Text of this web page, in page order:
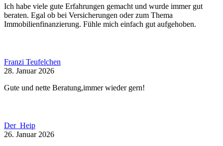
Ich habe viele gute Erfahrungen gemacht und wurde immer gut
beraten. Egal ob bei Versicherungen oder zum Thema
Immobilienfinanzierung. Fühle mich einfach gut aufgehoben.
Franzi Teufelchen
28. Januar 2026
Gute und nette Beratung,immer wieder gern!
Der_Heip
26. Januar 2026